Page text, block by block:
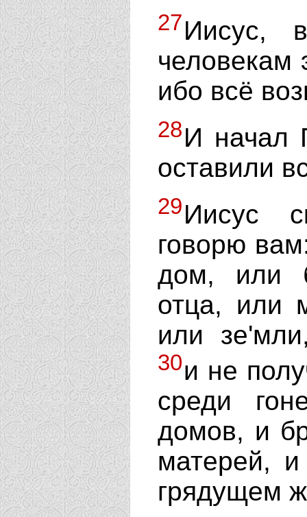
27Иисус,
человекам
ибо всё
28И начал
оставили
29Иисус
говорю
дом, или
отца, или
или
30и не
среди
домов, и
матерей,
грядущем